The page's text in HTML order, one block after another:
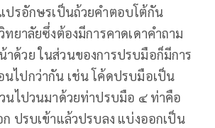
ปรอักษรเป็นถ้วยคำตอบโต้กัน
ยาลัยซึ่งต้องมีการคาดเดาคำถาม
าด้วย ในส่วนของการปรบมือก็มีการ
ไปกว่ากัน เช่น โค้ดปรบมือเป็น
ไปวนมาด้วยท่าปรบมือ ๔ ท่าคือ
ปรบเข้าแล้วปรบลง แบ่งออกเป็น